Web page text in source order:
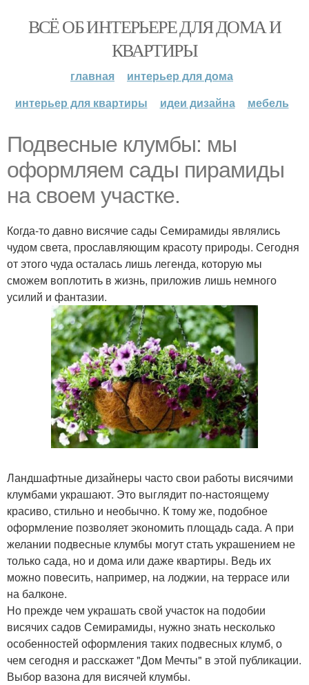
ВСЁ ОБ ИНТЕРЬЕРЕ ДЛЯ ДОМА И
КВАРТИРЫ
главная
интерьер для дома
интерьер для квартиры
идеи дизайна мебель
Подвесные клумбы: мы
оформляем сады пирамиды
на своем участке.
Когда-то давно висячие сады Семирамиды являлись
чудом света, прославляющим красоту природы. Сегодня
от этого чуда осталась лишь легенда, которую мы
сможем воплотить в жизнь, приложив лишь немного
усилий и фантазии.
Ландшафтные дизайнеры часто свои работы висячими
клумбами украшают. Это выглядит по-настоящему
красиво, стильно и необычно. К тому же, подобное
оформление позволяет экономить площадь сада. А при
желании подвесные клумбы могут стать украшением не
только сада, но и дома или даже квартиры. Ведь их
можно повесить, например, на лоджии, на террасе или
на балконе.
Но прежде чем украшать свой участок на подобии
висячих садов Семирамиды, нужно знать несколько
особенностей оформления таких подвесных клумб, о
чем сегодня и расскажет "Дом Мечты" в этой публикации.
Выбор вазона для висячей клумбы.